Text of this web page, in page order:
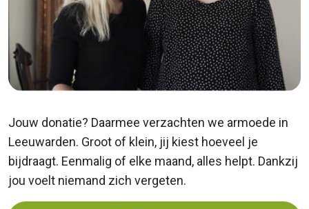
Jouw donatie? Daarmee verzachten we armoede in
Leeuwarden. Groot of klein, jij kiest hoeveel je
bijdraagt. Eenmalig of elke maand, alles helpt. Dankzij
jou voelt niemand zich vergeten.